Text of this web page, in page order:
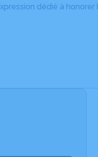
dédié à